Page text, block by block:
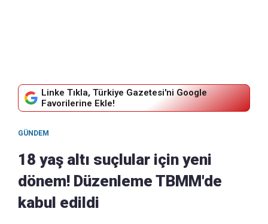
Linke Tıkla, Türkiye Gazetesi'ni Google
Favorilerine Ekle!
GÜNDEM
18 yaş altı suçlular için yeni
dönem! Düzenleme TBMM'de
kabul edildi